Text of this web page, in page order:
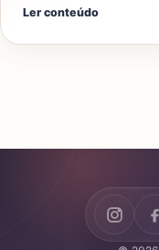
Ler conteúdo